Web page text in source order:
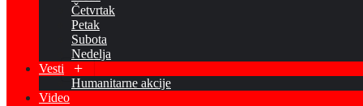
Četvrtak
Petak
Subota
Nedelja
Vesti
Humanitarne akcije
Video